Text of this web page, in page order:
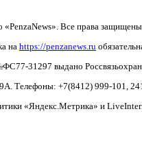
Все права
на https://penzanews.ru
31297 выдано
Телефоны: +7(8412) 999-101,
«Яндекс.Метрика» и